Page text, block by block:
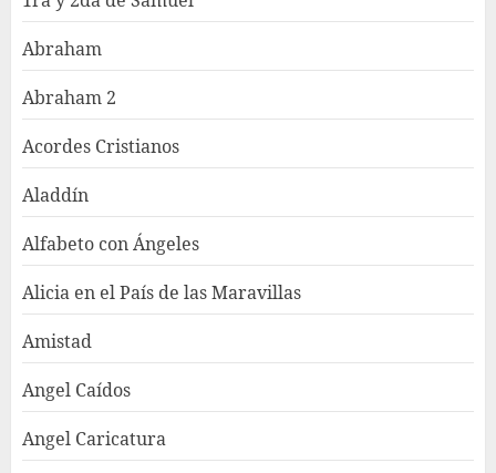
Abraham
Abraham 2
Acordes Cristianos
Aladdín
Alfabeto con Ángeles
Alicia en el País de las Maravillas
Amistad
Angel Caídos
Angel Caricatura